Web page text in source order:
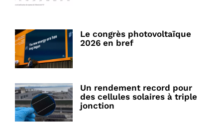
Le congrès photovoltaïque
2026 en bref
Un rendement record pour
des cellules solaires à triple
jonction